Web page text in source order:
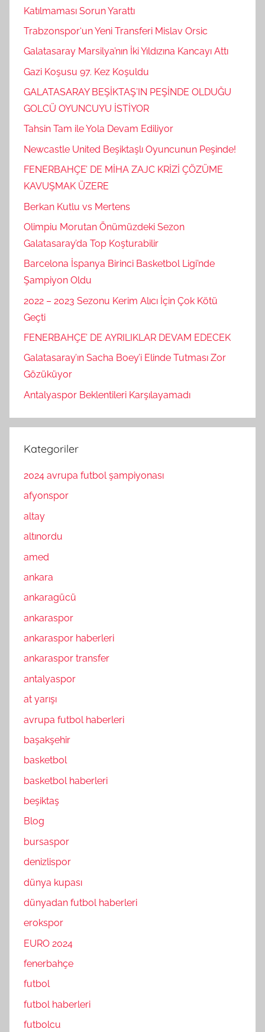
Katılmaması Sorun Yarattı
Trabzonspor‘un Yeni Transferi Mislav Orsic
Galatasaray Marsilya’nın İki Yıldızına Kancayı Attı
Gazi Koşusu 97. Kez Koşuldu
GALATASARAY BEŞİKTAŞ’IN PEŞİNDE OLDUĞU
GOLCÜ OYUNCUYU İSTİYOR
Tahsin Tam ile Yola Devam Ediliyor
Newcastle United Beşiktaşlı Oyuncunun Peşinde!
FENERBAHÇE’ DE MİHA ZAJC KRİZİ ÇÖZÜME
KAVUŞMAK ÜZERE
Berkan Kutlu vs Mertens
Olimpiu Morutan Önümüzdeki Sezon
Galatasaray’da Top Koşturabilir
Barcelona İspanya Birinci Basketbol Ligi’nde
Şampiyon Oldu
2022 – 2023 Sezonu Kerim Alıcı İçin Çok Kötü
Geçti
FENERBAHÇE’ DE AYRILIKLAR DEVAM EDECEK
Galatasaray’ın Sacha Boey’i Elinde Tutması Zor
Gözüküyor
Antalyaspor Beklentileri Karşılayamadı
Kategoriler
2024 avrupa futbol şampiyonası
afyonspor
altay
altınordu
amed
ankara
ankaragücü
ankaraspor
ankaraspor haberleri
ankaraspor transfer
antalyaspor
at yarışı
avrupa futbol haberleri
başakşehir
basketbol
basketbol haberleri
beşiktaş
Blog
bursaspor
denizlispor
dünya kupası
dünyadan futbol haberleri
erokspor
EURO 2024
fenerbahçe
futbol
futbol haberleri
futbolcu